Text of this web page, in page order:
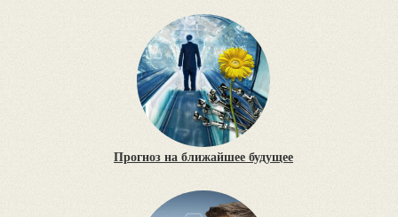
Прогноз на ближайшее будущее